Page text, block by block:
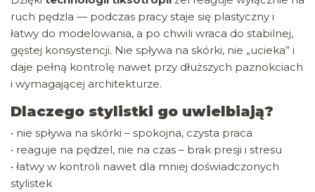
ruch pędzla — podczas pracy staje się plastyczny i
łatwy do modelowania, a po chwili wraca do stabilnej,
gęstej konsystencji. Nie spływa na skórki, nie „ucieka” i
daje pełną kontrolę nawet przy dłuższych paznokciach
i wymagającej architekturze.
Dlaczego stylistki go uwielbiają?
• nie spływa na skórki – spokojna, czysta praca
• reaguje na pędzel, nie na czas – brak presji i stresu
• łatwy w kontroli nawet dla mniej doświadczonych
stylistek